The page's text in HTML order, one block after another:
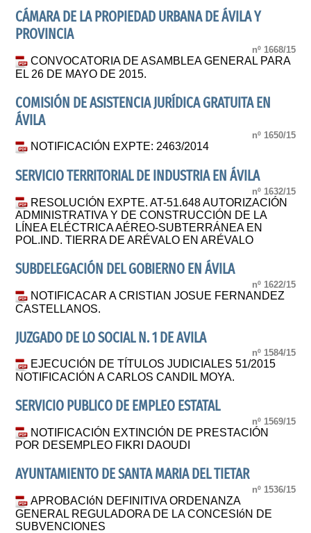
CÁMARA DE LA PROPIEDAD URBANA DE ÁVILA Y
PROVINCIA
nº 1668/15
CONVOCATORIA DE ASAMBLEA GENERAL PARA
EL 26 DE MAYO DE 2015.
COMISIÓN DE ASISTENCIA JURÍDICA GRATUITA EN
ÁVILA
nº 1650/15
NOTIFICACIÓN EXPTE: 2463/2014
SERVICIO TERRITORIAL DE INDUSTRIA EN ÁVILA
nº 1632/15
RESOLUCIÓN EXPTE. AT-51.648 AUTORIZACIÓN
ADMINISTRATIVA Y DE CONSTRUCCIÓN DE LA
LÍNEA ELÉCTRICA AÉREO-SUBTERRÁNEA EN
POL.IND. TIERRA DE ARÉVALO EN ARÉVALO
SUBDELEGACIÓN DEL GOBIERNO EN ÁVILA
nº 1622/15
NOTIFICACAR A CRISTIAN JOSUE FERNANDEZ
CASTELLANOS.
JUZGADO DE LO SOCIAL N. 1 DE AVILA
nº 1584/15
EJECUCIÓN DE TÍTULOS JUDICIALES 51/2015
NOTIFICACIÓN A CARLOS CANDIL MOYA.
SERVICIO PUBLICO DE EMPLEO ESTATAL
nº 1569/15
NOTIFICACIÓN EXTINCIÓN DE PRESTACIÓN
POR DESEMPLEO FIKRI DAOUDI
AYUNTAMIENTO DE SANTA MARIA DEL TIETAR
nº 1536/15
APROBACIóN DEFINITIVA ORDENANZA
GENERAL REGULADORA DE LA CONCESIóN DE
SUBVENCIONES